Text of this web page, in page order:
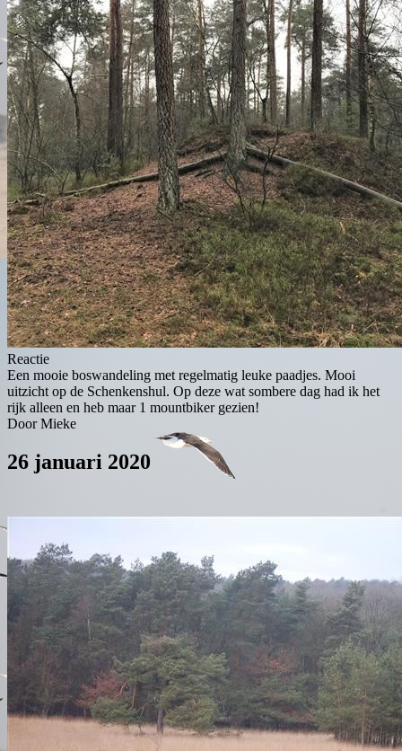
Reactie
Een mooie boswandeling met regelmatig leuke paadjes. Mooi
uitzicht op de Schenkenshul. Op deze wat sombere dag had ik het
rijk alleen en heb maar 1 mountbiker gezien!
Door Mieke
26 januari 2020